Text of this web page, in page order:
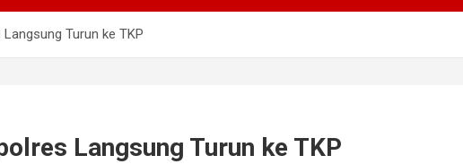
Turun ke TKP
Langsung Turun ke TKP